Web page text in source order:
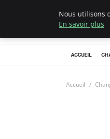
ACCUEIL
Accueil
Nous utilisons
En savoir plus